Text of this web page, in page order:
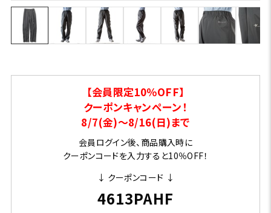
【会員限定10％OFF】
クーポンキャンペーン！
8/7(金)～8/16(日)まで
会員ログイン後、商品購入時に
クーポンコードを入力すると10％OFF！
↓ クーポンコード ↓
4613PAHF